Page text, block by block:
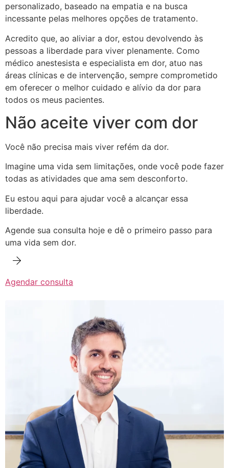
personalizado, baseado na empatia e na busca
incessante pelas melhores opções de tratamento.
Acredito que, ao aliviar a dor, estou devolvendo às
pessoas a liberdade para viver plenamente. Como
médico anestesista e especialista em dor, atuo nas
áreas clínicas e de intervenção, sempre comprometido
em oferecer o melhor cuidado e alívio da dor para
todos os meus pacientes.
Não aceite viver com dor
Você não precisa mais viver refém da dor.
Imagine uma vida sem limitações, onde você pode fazer
todas as atividades que ama sem desconforto.
Eu estou aqui para ajudar você a alcançar essa
liberdade.
Agende sua consulta hoje e dê o primeiro passo para
uma vida sem dor.
Agendar consulta